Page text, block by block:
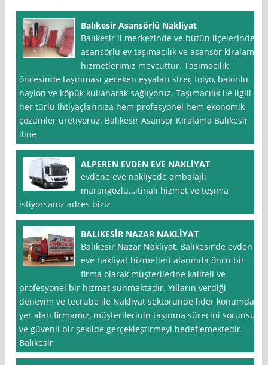
Balıkesir Asansörlü Nakliyat
Balıkesir il merkezinde ve bütün ilçelerinde
asansörlü ev taşımacılık ve asansör kiralama
hizmetlerimiz mevcuttur. Taşımacılık
öncesinde taşınması gereken eşyaları streç folyo, balonlu
naylon ve köpük kullanarak sağlıyoruz. Taşımacılık ile ilgili
her türlü ihtiyaçlarınıza hem profesyonel hem ekonomik
çözümler üretiyoruz. Balıkesir Asansör Kiralama Balıkesir
iline
ALPEREN EVDEN EVE NAKLİYAT
evdene eve nakliyede ambalajlı
marangozlu…itinalı hizmet ve teşıma
istiyorsanız adres biziz
BALIKESİR NAZAR NAKLİYAT
Balıkesir Nazar Nakliyat, Balıkesir’de evden
eve nakliyat hizmetleri alanında öncü bir
firma olarak müşterilerine kaliteli ve
profesyonel bir hizmet sunmaktadır. Yılların verdiği
deneyim ve tecrübe ile Nakliyat sektöründe lider konumda
yer alan firmamız, müşterilerinin taşınma sürecini sorunsuz
ve güvenli bir şekilde gerçekleştirmeyi hedeflemektedir.
Balıkesir